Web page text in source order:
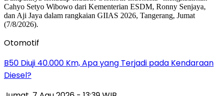
Otomotif
B50 Diuji 40.000 Km, Apa yang Terjadi pada Kendaraan
Diesel?